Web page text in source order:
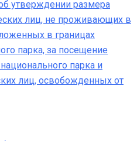
утверждении размера
лиц, не проживающих в
в границах
парка, за посещение
парка и
лиц, освобожденных от